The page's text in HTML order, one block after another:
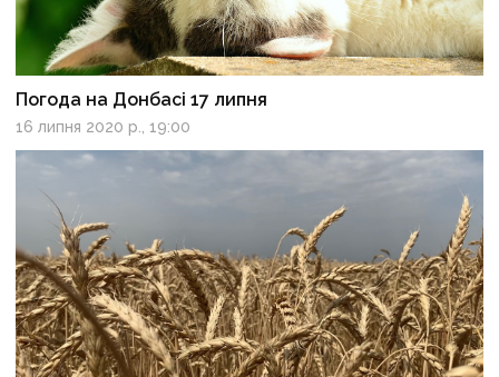
Погода на Донбасі 17 липня
16 липня 2020 р., 19:00